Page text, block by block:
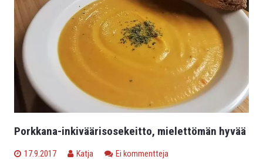
Porkkana-inkiväärisosekeitto, mielettömän hyvää
17.9.2017 Katja
Ei kommentteja